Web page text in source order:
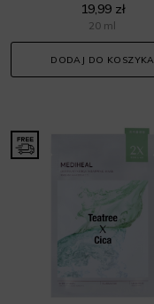
19,99 zł
20 ml
DODAJ DO KOSZYKA